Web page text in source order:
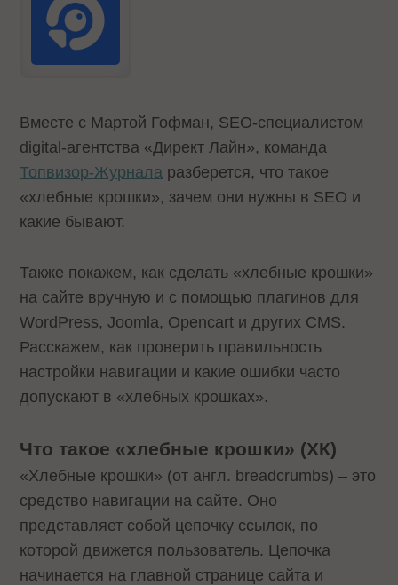
Вместе с Мартой Гофман, SEO-специалистом
digital-агентства «Директ Лайн», команда
Топвизор-Журнала разберется, что такое
«хлебные крошки», зачем они нужны в SEO и
какие бывают.
Также покажем, как сделать «хлебные крошки»
на сайте вручную и с помощью плагинов для
WordPress, Joomla, Opencart и других CMS.
Расскажем, как проверить правильность
настройки навигации и какие ошибки часто
допускают в «хлебных крошках».
Что такое «хлебные крошки» (ХК)
«Хлебные крошки» (от англ. breadcrumbs) – это
средство навигации на сайте. Оно
представляет собой цепочку ссылок, по
которой движется пользователь. Цепочка
начинается на главной странице сайта и